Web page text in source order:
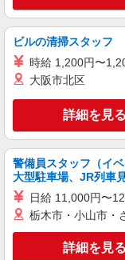
アルバイト パート
LEPSIM
販
費支
キープ
アルバイト パート
リミーテ
接
ビルの清掃スタッフ
時給 1,200円〜
大阪市北区
詳細を見る
警備員スタッフ（イ
大型駐車場、JR列車
日給 11,000円〜
栃木市・小山市・
詳細を見る